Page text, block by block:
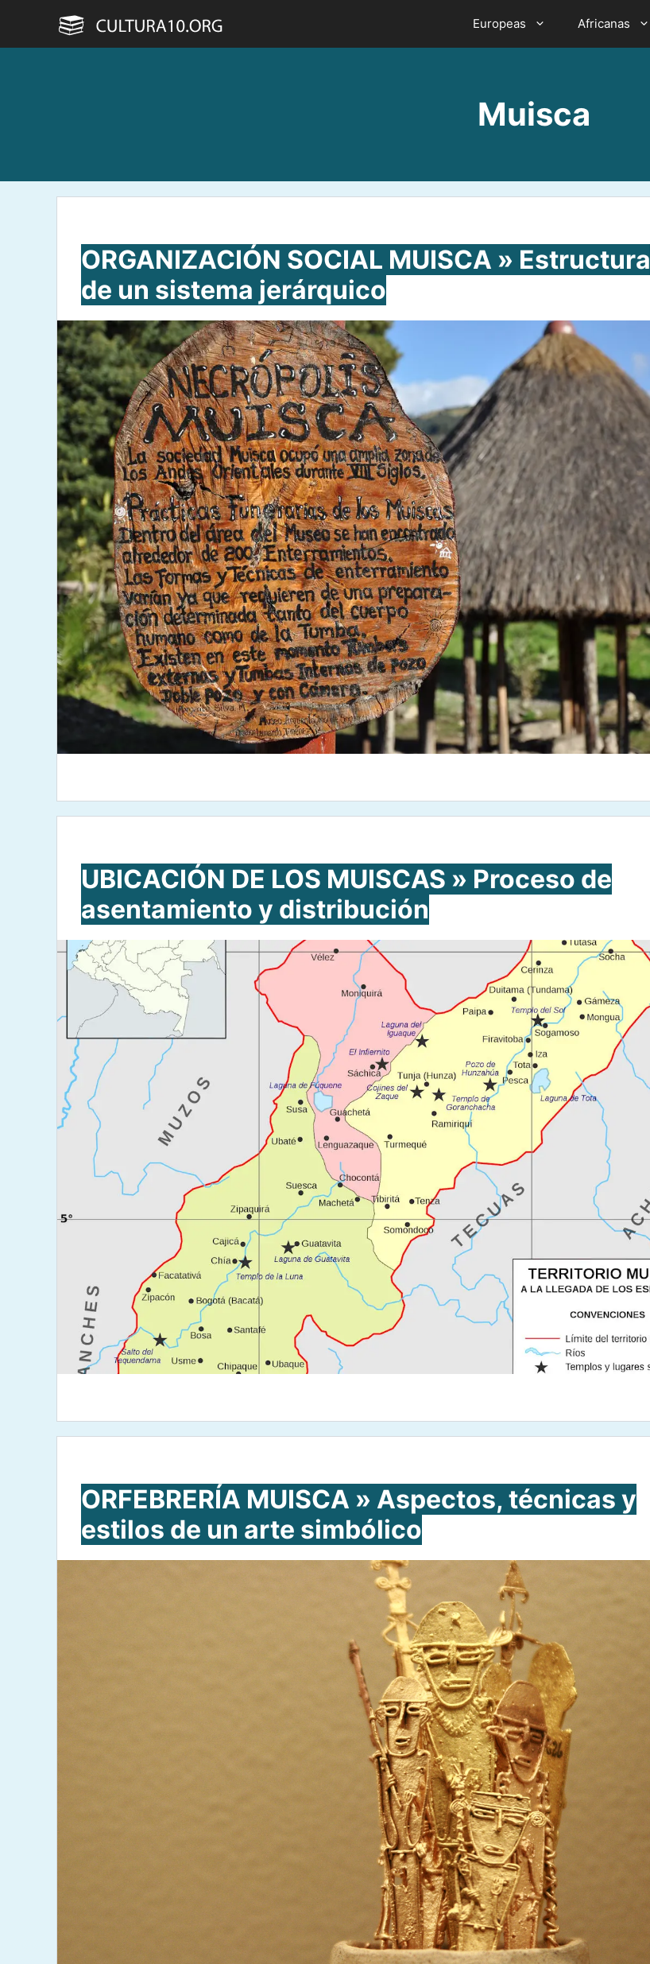
Europeas Africanas
Muisca
ORGANIZACIÓN SOCIAL MUISCA » Estructura
de un sistema jerárquico
UBICACIÓN DE LOS MUISCAS » Proceso de
asentamiento y distribución
ORFEBRERÍA MUISCA » Aspectos, técnicas y
estilos de un arte simbólico